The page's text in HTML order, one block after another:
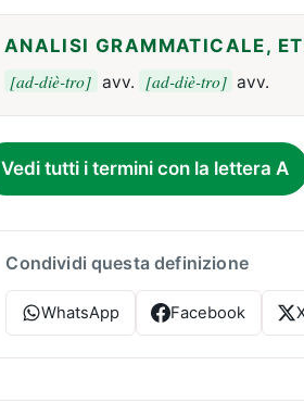
ANALISI GRAMMATICALE,
[ad-diè-tro] avv. [ad-diè-tro] avv.
Vedi tutti i termini con la lettera A
Condividi questa definizione
WhatsApp Facebook